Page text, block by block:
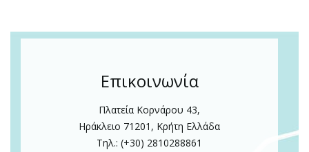
Επικοινωνία
Πλατεία Κορνάρου 43,
Ηράκλειο 71201, Κρήτη Ελλάδα
Τηλ.: (+30) 2810288861